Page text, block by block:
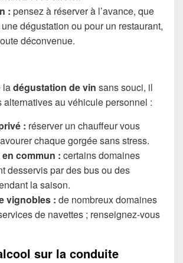
: pensez à réserver à l’avance, que
dégustation ou pour un restaurant,
déconvenue.
ladégustation de vin sans souci, il
alternatives au véhicule personnel :
: réserver un chauffeur vous
chaque gorgée sans stress.
commun : certains domaines
desservis par des bus ou des
la saison.
vignobles : de nombreux domaines
de navettes ; renseignez-vous
sur la conduite